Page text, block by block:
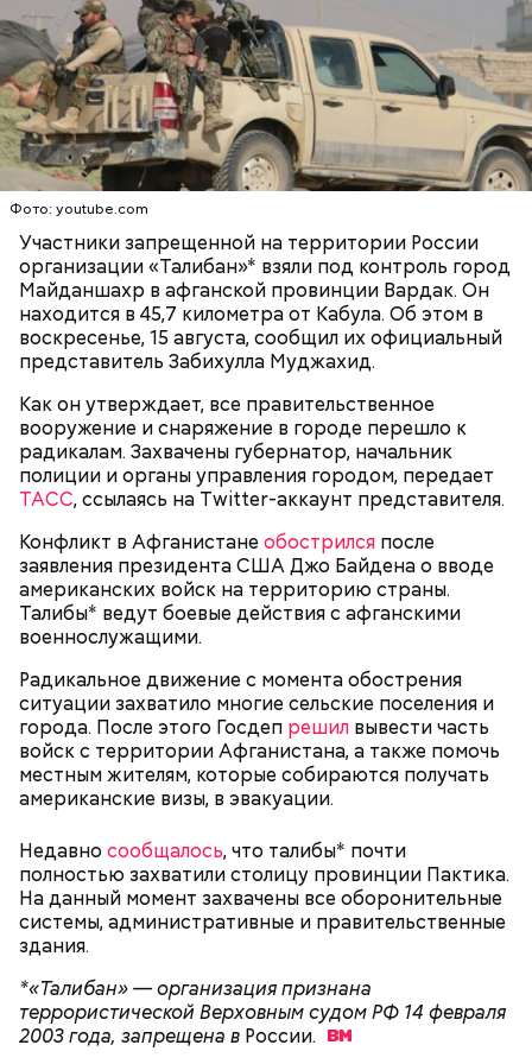
Фото: youtube.com
Участники запрещенной на территории России
организации «Талибан»* взяли под контроль город
Майданшахр в афганской провинции Вардак. Он
находится в 45,7 километра от Кабула. Об этом в
воскресенье, 15 августа, сообщил их официальный
представитель Забихулла Муджахид.
Как он утверждает, все правительственное
вооружение и снаряжение в городе перешло к
радикалам. Захвачены губернатор, начальник
полиции и органы управления городом, передает
ТАСС, ссылаясь на Twitter-аккаунт представителя.
Конфликт в Афганистане обострился после
заявления президента США Джо Байдена о вводе
американских войск на территорию страны.
Талибы* ведут боевые действия с афганскими
военнослужащими.
Радикальное движение с момента обострения
ситуации захватило многие сельские поселения и
города. После этого Госдеп решил вывести часть
войск с территории Афганистана, а также помочь
местным жителям, которые собираются получать
американские визы, в эвакуации.
Недавно сообщалось, что талибы* почти
полностью захватили столицу провинции Пактика.
На данный момент захвачены все оборонительные
системы, административные и правительственные
здания.
*«Талибан» — организация признана
террористической Верховным судом РФ 14 февраля
2003 года, запрещена в России.
— Для группы из пяти человек такое путешествие
обойдется в пределах 340 белорусских рублей
(около 10311 рублей по ЦБ РФ — п
Гид отметил, что еще далеко не все туристические
маршруты проложены, пока это больше похоже на
эксперимент. Бабич заверил, что туристам не стоит
беспокоиться насчет риска получить опасную дозу
радиации.
Он заметил, что в мире действительно непростая
ситуация с точки зрения ядерного оружия, оружия
массового уничтожения. Проблемы экологии и
— Но передвижение стрелок часов никак не
решает насущных проблем вооружения и экологии.
международных отношений, которые
руководствуются своими эгоистическими
соображениями, используя эту теперь уже
рекламную фишку, чтобы привлечь средства для
реализации своих новых не менее нелепых и
ненужных проектов. Это классическое
замыливание глаз, — высказал свое мнение военный
эксперт.
Лишний повод задуматься об экологии